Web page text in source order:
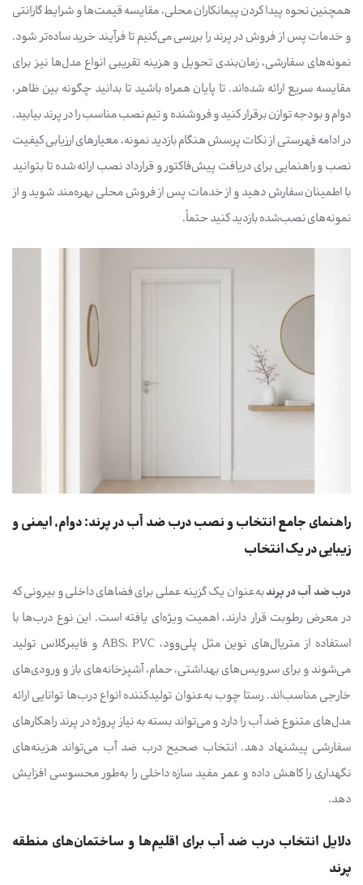
همچنین نحوه پیدا کردن پیمانکاران محلی، مقایسه قیمت‌ها و شرایط گارانتی
و خدمات پس از فروش در پرند را بررسی می‌کنیم تا فرآیند خرید ساده‌تر شود.
نمونه‌های سفارشی، زمان‌بندی تحویل و هزینه تقریبی انواع مدل‌ها نیز برای
مقایسه سریع ارائه شده‌اند. تا پایان همراه باشید تا بدانید چگونه بین ظاهر،
دوام و بودجه توازن برقرار کنید و فروشنده و تیم نصب مناسب را در پرند بیابید.
در ادامه فهرستی از نکات پرسش هنگام بازدید نمونه، معیارهای ارزیابی کیفیت
نصب و راهنمایی برای دریافت پیش‌فاکتور و قرارداد نصب ارائه شده تا بتوانید
با اطمینان سفارش دهید و از خدمات پس از فروش محلی بهره‌مند شوید و از
نمونه‌های نصب‌شده بازدید کنید حتماً.
راهنمای جامع انتخاب و نصب درب ضد آب در پرند: دوام، ایمنی و
زیبایی در یک انتخاب
درب ضد آب در پرندبه‌عنوان یک گزینه عملی برای فضاهای داخلی و بیرونی که
در معرض رطوبت قرار دارند، اهمیت ویژه‌ای یافته است. این نوع درب‌ها با
استفاده از متریال‌های نوین مثل پلی‌وود، ABS، PVC و فایبرگلاس تولید
می‌شوند و برای سرویس‌های بهداشتی، حمام، آشپزخانه‌های باز و ورودی‌های
خارجی مناسب‌اند. رستا چوب به‌عنوان تولیدکننده انواع درب‌ها توانایی ارائه
مدل‌های متنوع ضد آب را دارد و می‌تواند بسته به نیاز پروژه در پرند راهکارهای
سفارشی پیشنهاد دهد. انتخاب صحیح درب ضد آب می‌تواند هزینه‌های
نگهداری را کاهش داده و عمر مفید سازه داخلی را به‌طور محسوسی افزایش
دهد.
دلایل انتخاب درب ضد آب برای اقلیم‌ها و ساختمان‌های منطقه
پرند